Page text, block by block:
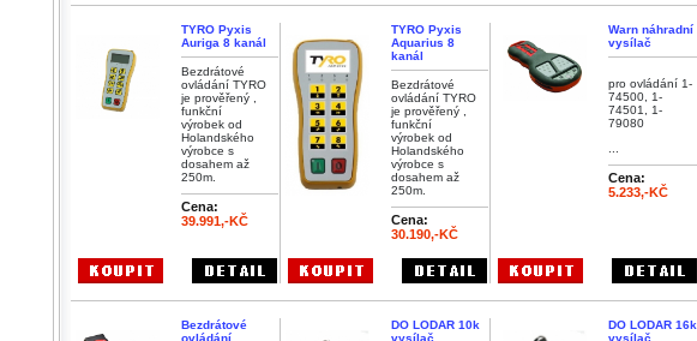
TYRO Pyxis
Auriga 8 kanál
Bezdrátové
ovládání TYRO
je prověřený ,
funkční
výrobek od
Holandského
výrobce s
dosahem až
250m.
Cena:
39.991,-KČ
TYRO Pyxis
Aquarius 8
kanál
Bezdrátové
ovládání TYRO
je prověřený ,
funkční
výrobek od
Holandského
výrobce s
dosahem až
250m.
Cena:
30.190,-KČ
Warn náhradní
vysílač
pro ovládání 1-
74500, 1-
74501, 1-
79080
Cena:
5.233,-KČ
Bezdrátové
ovládání
DO LODAR 10k
vysílač
DO LODAR 16k
vysílač